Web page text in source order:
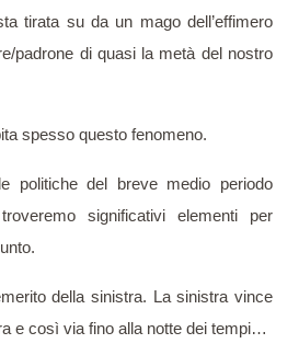
tirata su da un mago dell’effimero
padrone di quasi la metà del nostro
spesso questo fenomeno.
politiche del breve medio periodo
significativi elementi per
della sinistra. La sinistra vince
e così via fino alla notte dei tempi…